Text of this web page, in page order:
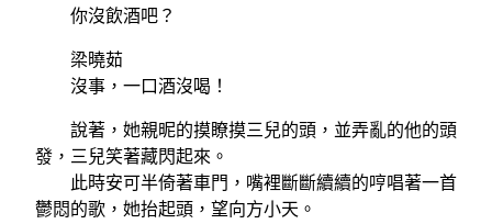
你沒飲酒吧？
梁曉茹
沒事，一口酒沒喝！
說著，她親昵的摸瞭摸三兒的頭，並弄亂的他的頭
發，三兒笑著藏閃起來。
此時安可半倚著車門，嘴裡斷斷續續的哼唱著一首
鬱悶的歌，她抬起頭，望向方小天。